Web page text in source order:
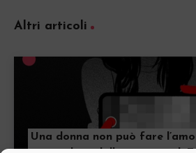
Altri articoli
Una donna non può fare